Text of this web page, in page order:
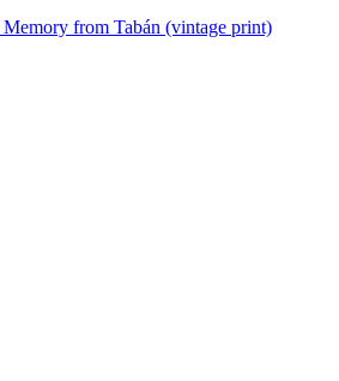
from Tabán (vintage print)